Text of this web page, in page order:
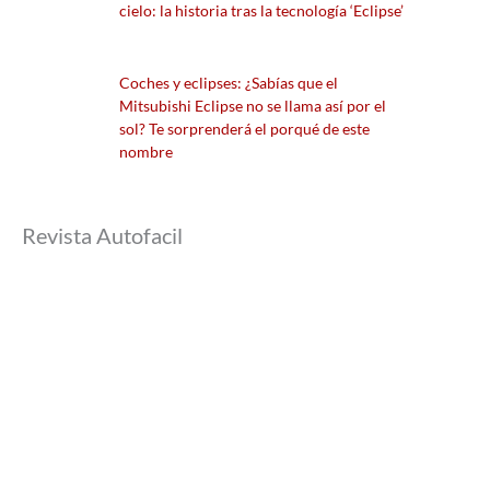
cielo: la historia tras la tecnología ‘Eclipse’
Coches y eclipses: ¿Sabías que el
Mitsubishi Eclipse no se llama así por el
sol? Te sorprenderá el porqué de este
nombre
Revista Autofacil